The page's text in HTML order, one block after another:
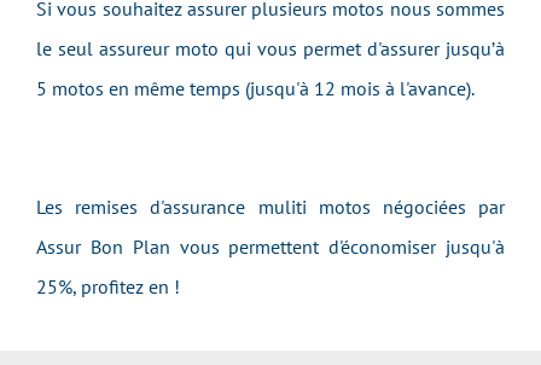
Si vous souhaitez assurer plusieurs motos nous sommes
le seul assureur moto qui vous permet d'assurer jusqu’à
5 motos en même temps (jusqu'à 12 mois à l'avance).
Les remises d'assurance muliti motos négociées par
Assur Bon Plan vous permettent d'économiser jusqu'à
25%, profitez en !